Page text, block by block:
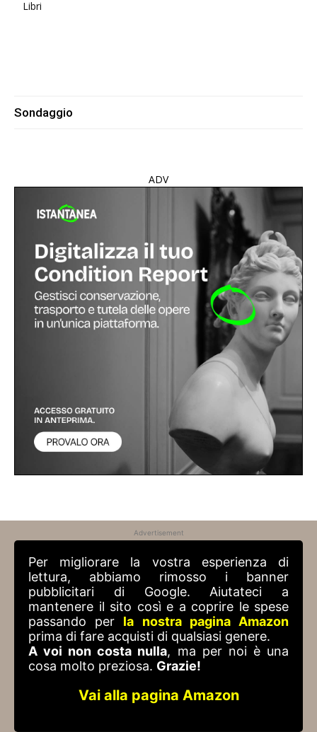
Libri
Sondaggio
ADV
Advertisement
Per migliorare la vostra esperienza di
lettura, abbiamo rimosso i banner
pubblicitari di Google. Aiutateci a
mantenere il sito così e a coprire le spese
passando per la nostra pagina Amazon
prima di fare acquisti di qualsiasi genere.
A voi non costa nulla, ma per noi è una
cosa molto preziosa. Grazie!
Vai alla pagina Amazon